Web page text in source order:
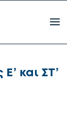
και ΣΤ’